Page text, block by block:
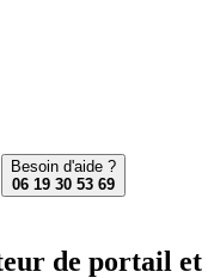
Besoin d'aide ?
06 19 30 53 69
de portail